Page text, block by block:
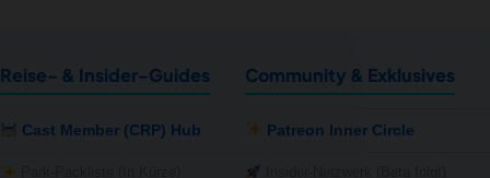
Reise- & Insider-Guides
Cast Member (CRP) Hub
Community & Exklusives
Patreon Inner Circle